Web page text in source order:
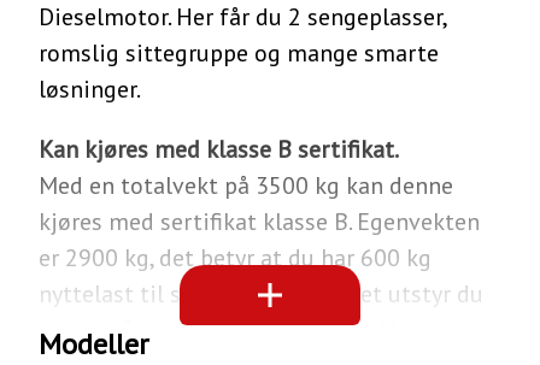
Dieselmotor. Her får du 2 sengeplasser,
romslig sittegruppe og mange smarte
løsninger.
Kan kjøres med klasse B sertifikat.
Med en totalvekt på 3500 kg kan denne
kjøres med sertifikat klasse B. Egenvekten
er 2900 kg, det betyr at du har 600 kg
nyttelast til sykler, grill og annet utstyr du
trenger å ta med. Hymer Camper Vans
Modeller